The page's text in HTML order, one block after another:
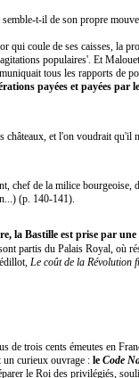
t-il de son propre
coule de ses caisses, la
populaires'. Et
tous les rapports de
payées et payées par
et l'on voudrait qu'il
chef de la milice bourgeoise,
(p. 140-141).
la Bastille est prise par
partis du Palais Royal, où
Le coût de la Révolution
trois cents émeutes en
un curieux ouvrage :leCode
le Roi des privilégiés,